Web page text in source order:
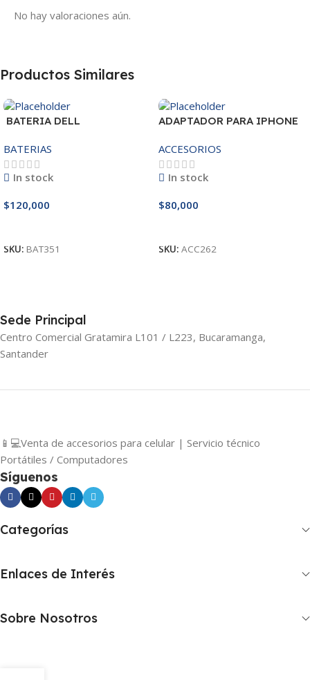
No hay valoraciones aún.
Productos Similares
BATERIA DELL
3521/5421/3425 14.8V
BATERIAS
In stock
$120,000
SKU: BAT351
ADAPTADOR PARA IPHONE
ACCESORIOS
In stock
$80,000
SKU: ACC262
Sede Principal
Centro Comercial Gratamira L101 / L223, Bucaramanga,
Santander
📱💻Venta de accesorios para celular | Servicio técnico
Portátiles / Computadores
Síguenos
Categorías
Enlaces de Interés
Sobre Nosotros